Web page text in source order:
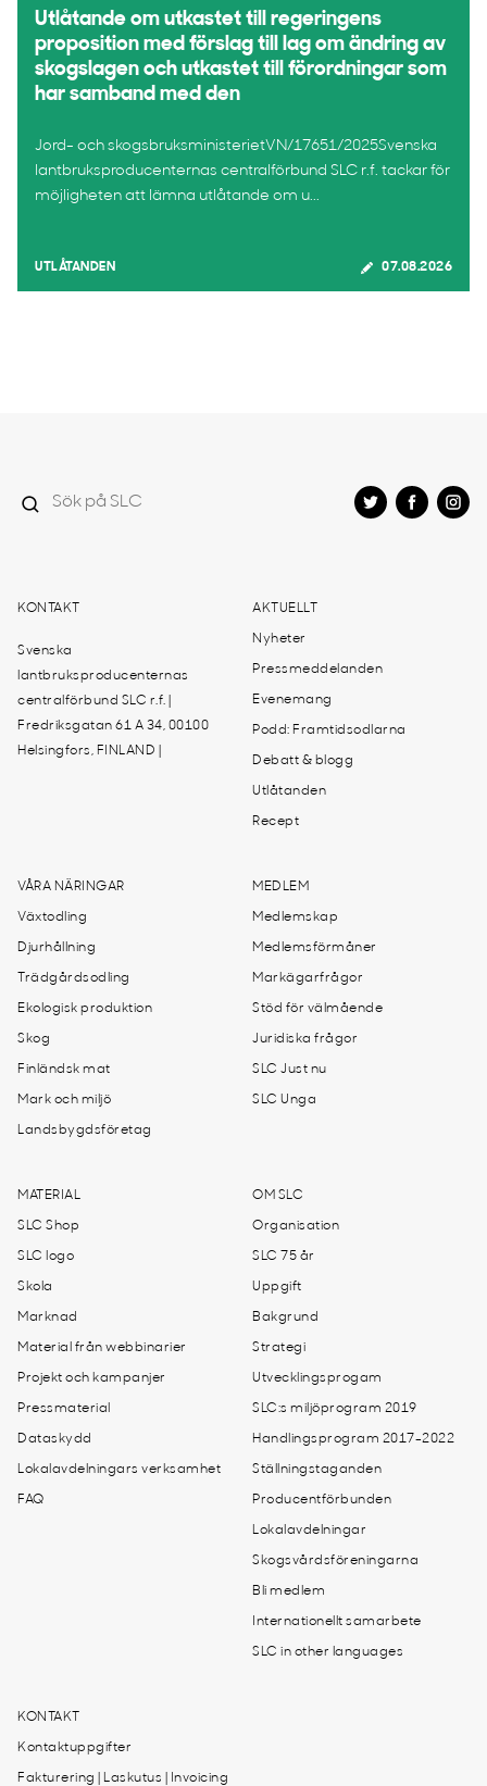
Utlåtande om utkastet till regeringens
proposition med förslag till lag om ändring av
skogslagen och utkastet till förordningar som
har samband med den
Jord- och skogsbruksministerietVN/17651/2025Svenska
lantbruksproducenternas centralförbund SLC r.f. tackar för
möjligheten att lämna utlåtande om u...
UTLÅTANDEN 07.08.2026
KONTAKT
Svenska
lantbruksproducenternas
centralförbund SLC r.f. |
Fredriksgatan 61 A 34, 00100
Helsingfors, FINLAND |
AKTUELLT
Nyheter
Pressmeddelanden
Evenemang
Podd: Framtidsodlarna
Debatt & blogg
Utlåtanden
Recept
VÅRA NÄRINGAR
Växtodling
Djurhållning
Trädgårdsodling
Ekologisk produktion
Skog
Finländsk mat
Mark och miljö
Landsbygdsföretag
MEDLEM
Medlemskap
Medlemsförmåner
Markägarfrågor
Stöd för välmående
Juridiska frågor
SLC Just nu
SLC Unga
MATERIAL
SLC Shop
SLC logo
Skola
Marknad
Material från webbinarier
Projekt och kampanjer
Pressmaterial
Dataskydd
Lokalavdelningars verksamhet
FAQ
OM SLC
Organisation
SLC 75 år
Uppgift
Bakgrund
Strategi
Utvecklingsprogam
SLC:s miljöprogram 2019
Handlingsprogram 2017-2022
Ställningstaganden
Producentförbunden
Lokalavdelningar
Skogsvårdsföreningarna
Bli medlem
Internationellt samarbete
SLC in other languages
KONTAKT
Kontaktuppgifter
Fakturering | Laskutus | Invoicing